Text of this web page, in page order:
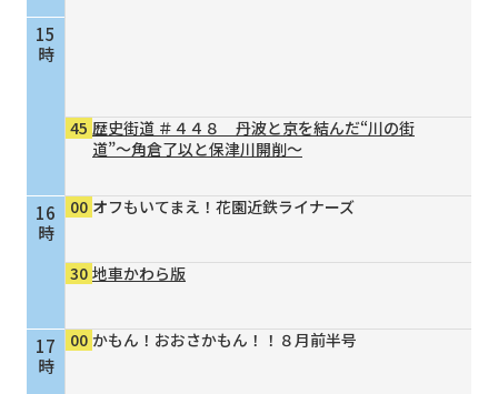
15
時
16
時
17
時
45 歴史街道 ＃４４８ 丹波と京を結んだ“川の街
道”～角倉了以と保津川開削～
00 オフもいてまえ！花園近鉄ライナーズ
30 地車かわら版
00 かもん！おおさかもん！！８月前半号